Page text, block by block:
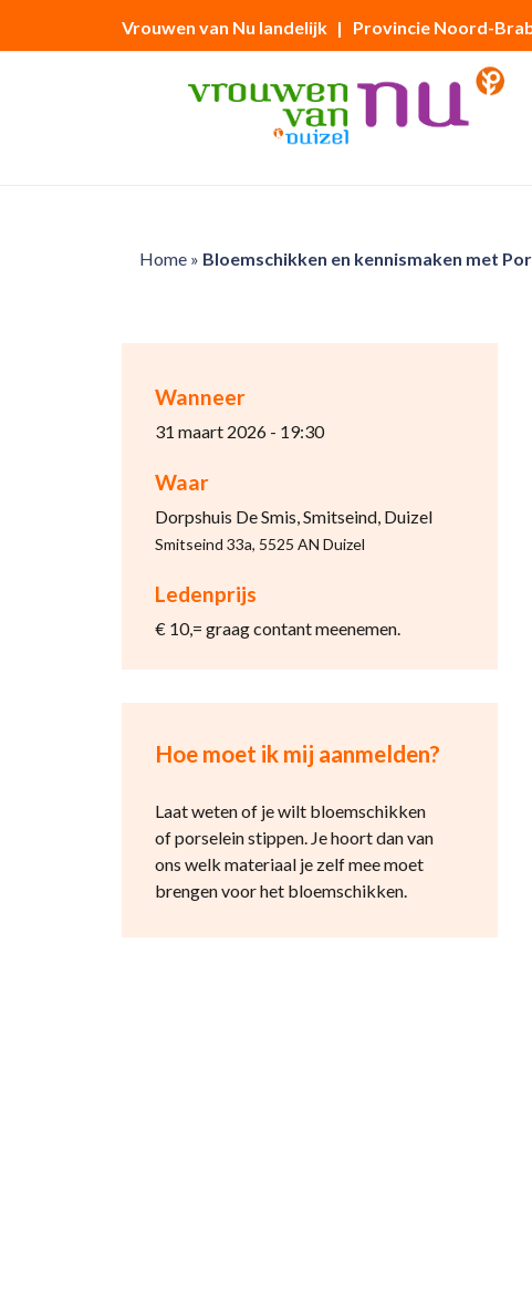
Vrouwen van Nu landelijk | Provincie Noord-
Home» Bloemschikken en kennismaken met
Wanneer
31 maart 2026 - 19:30
Waar
Dorpshuis De Smis, Smitseind, Duizel
Smitseind 33a, 5525 AN Duizel
Ledenprijs
€ 10,= graag contant meenemen.
Hoe moet ik mij aanmelden?
Laat weten of je wilt bloemschikken
of porselein stippen. Je hoort dan van
ons welk materiaal je zelf mee moet
brengen voor het bloemschikken.